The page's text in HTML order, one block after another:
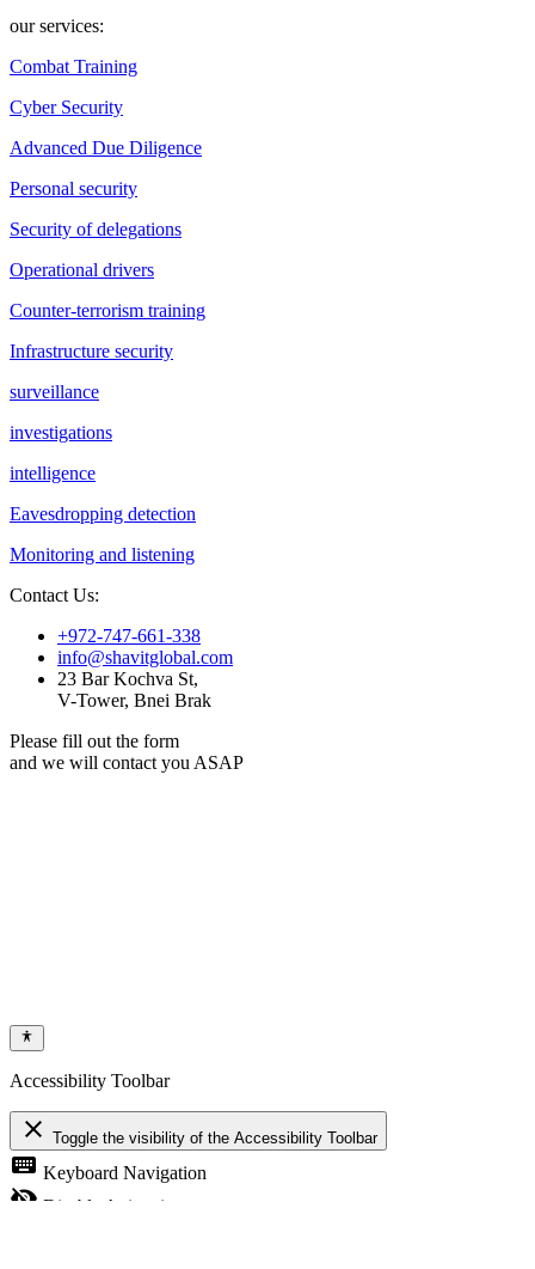
our services:
Combat Training
Cyber Security
Advanced Due Diligence
Personal security
Security of delegations
Operational drivers
Counter-terrorism training
Infrastructure security
surveillance
investigations
intelligence
Eavesdropping detection
Monitoring and listening
Contact Us:
+972-747-661-338
info@shavitglobal.com
23 Bar Kochva St,
V-Tower, Bnei Brak
Please fill out the form
and we will contact you ASAP
Accessibility Toolbar
close Toggle the visibility of the Accessibility Toolbar
keyboard Keyboard Navigation
visibility_off Disable Animations